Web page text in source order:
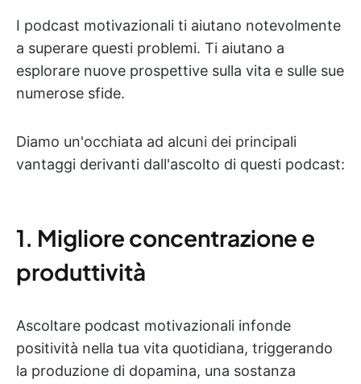
I podcast motivazionali ti aiutano notevolmente
a superare questi problemi. Ti aiutano a
esplorare nuove prospettive sulla vita e sulle sue
numerose sfide.
Diamo un'occhiata ad alcuni dei principali
vantaggi derivanti dall'ascolto di questi podcast:
1. Migliore concentrazione e
produttività
Ascoltare podcast motivazionali infonde
positività nella tua vita quotidiana, triggerando
la produzione di dopamina, una sostanza